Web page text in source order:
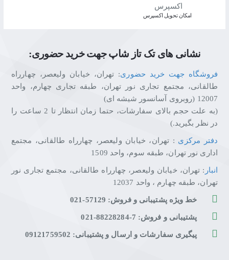
اﻣﮑﺎن ﺗﺤﻮﯾﻞ اﮐﺴﭙﺮس
نشانی های تک تاز شاپ جهت خرید حضوری:
فروشگاه جهت خرید حضوری: تهران، خیابان ولیعصر، چهارراه
طالقانی، مجتمع تجاری نور تهران، طبقه تجاری چهارم، واحد
12007 (روبروی آسانسور شیشه ای)
(به علت حجم بالای سفارشات، حتما زمان انتظار تا 2 ساعت را
در نظر بگیرید.)
دفتر مرکزی : تهران، خیابان ولیعصر، چهارراه طالقانی، مجتمع
اداری نور تهران، طبقه سوم، واحد 1509
انبار : تهران، خیابان ولیعصر، چهارراه طالقانی، مجتمع تجاری نور
تهران، طبقه چهارم ، واحد 12037
خط ویژه پشتیبانی و فروش: 57129-021
پشتیبانی و فروش: 7-88228284-021
پیگیری سفارشات و ارسال و پشتیبانی: 09121759502